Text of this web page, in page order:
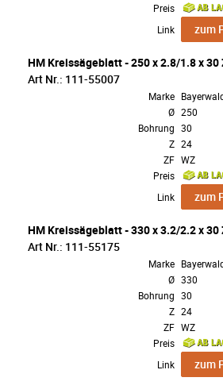
Preis
Link
zum
HM Kreissägeblatt - 250 x 2.8/1.8 x 30
Art Nr.: 111-55007
Marke
Ø 250
Bohrung 30
Z 24
ZF WZ
Preis
Link
zum
HM Kreissägeblatt - 330 x 3.2/2.2 x 30
Art Nr.: 111-55175
Marke
Ø 330
Bohrung 30
Z 24
ZF WZ
Preis
Link
zum